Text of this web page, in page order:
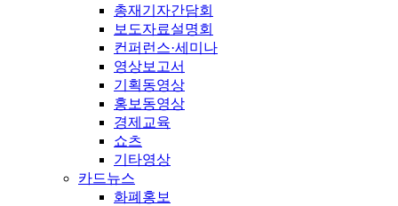
총재기자간담회
보도자료설명회
컨퍼런스·세미나
영상보고서
기획동영상
홍보동영상
경제교육
쇼츠
기타영상
카드뉴스
화폐홍보